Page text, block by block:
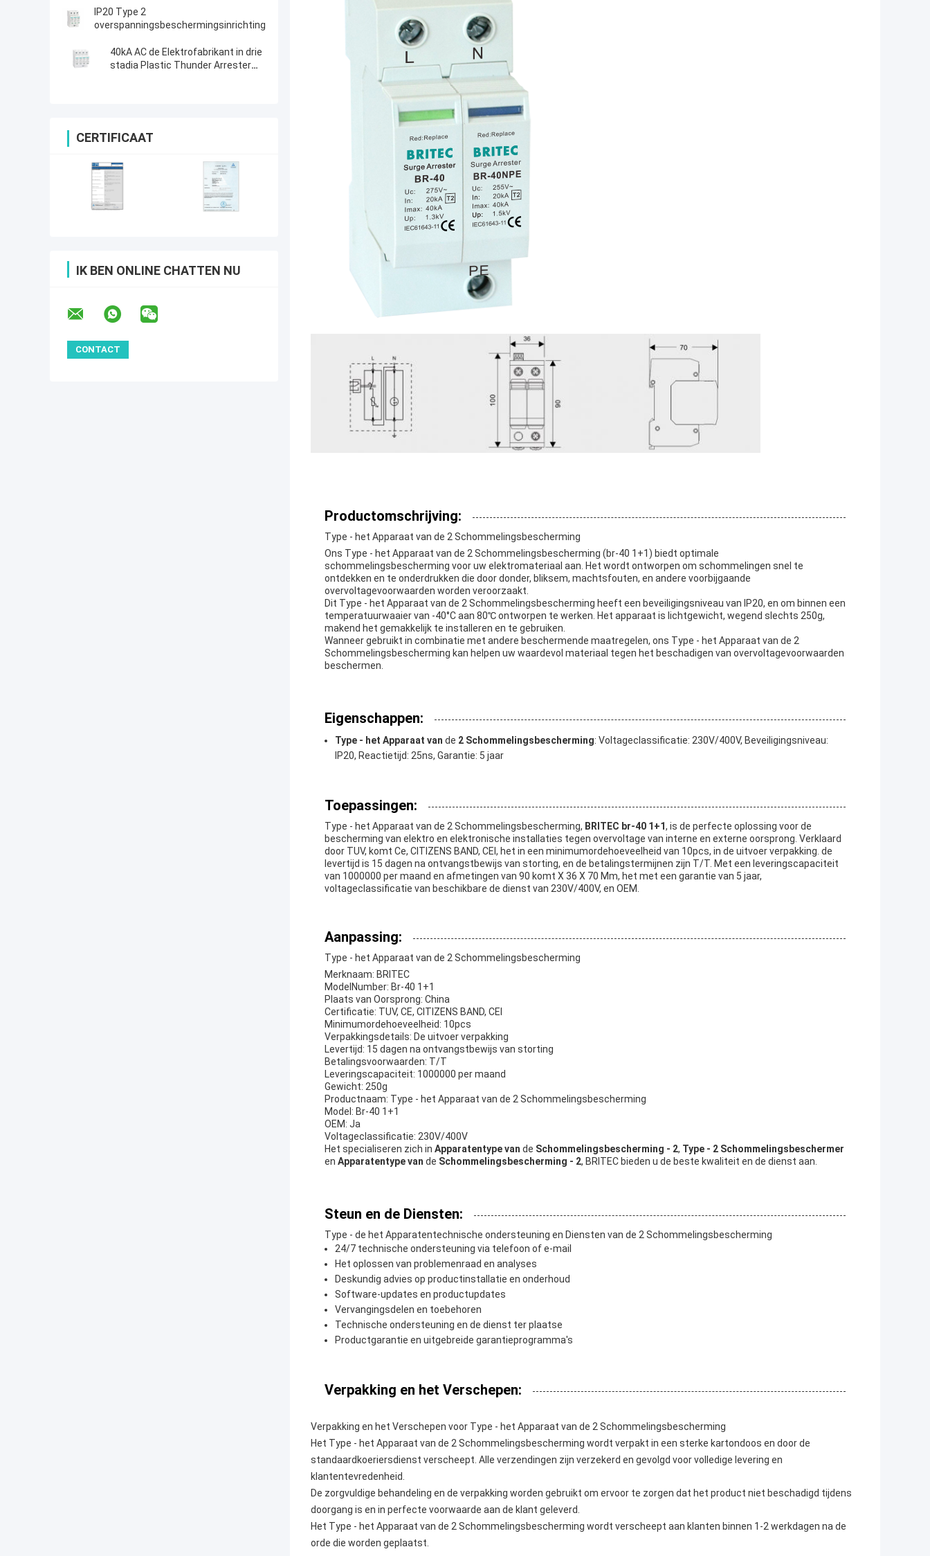
bliksembeveiliging
overspanningsbeveiliging
IP20 Type 2
overspanningsbeschermingsinrichting
40kA AC de Elektrofabrikant in drie
stadia Plastic Thunder Arrester
CERTIFICAAT
IK BEN ONLINE CHATTEN NU
Productomschrijving:
Type - het Apparaat van de 2 Schommelingsbescherming
Ons Type - het Apparaat van de 2 Schommelingsbescherming (br-40 1+1) biedt optimale
schommelingsbescherming voor uw elektromateriaal aan. Het wordt ontworpen om schommelingen snel te
ontdekken en te onderdrukken die door donder, bliksem, machtsfouten, en andere voorbijgaande
overvoltagevoorwaarden worden veroorzaakt.
Dit Type - het Apparaat van de 2 Schommelingsbescherming heeft een beveiligingsniveau van IP20, en om binnen een
temperatuurwaaier van -40°C aan 80℃ ontworpen te werken. Het apparaat is lichtgewicht, wegend slechts 250g,
makend het gemakkelijk te installeren en te gebruiken.
Wanneer gebruikt in combinatie met andere beschermende maatregelen, ons Type - het Apparaat van de 2
Schommelingsbescherming kan helpen uw waardevol materiaal tegen het beschadigen van overvoltagevoorwaarden
beschermen.
Eigenschappen:
Type - het Apparaat van de 2 Schommelingsbescherming: Voltageclassificatie: 230V/400V, Beveiligingsniveau:
IP20, Reactietijd: 25ns, Garantie: 5 jaar
Toepassingen:
Type - het Apparaat van de 2 Schommelingsbescherming, BRITEC br-40 1+1, is de perfecte oplossing voor de
bescherming van elektro en elektronische installaties tegen overvoltage van interne en externe oorsprong. Verklaard
door TUV, komt Ce, CITIZENS BAND, CEI, het in een minimumordehoeveelheid van 10pcs, in de uitvoer verpakking. de
levertijd is 15 dagen na ontvangstbewijs van storting, en de betalingstermijnen zijn T/T. Met een leveringscapaciteit
van 1000000 per maand en afmetingen van 90 komt X 36 X 70 Mm, het met een garantie van 5 jaar,
voltageclassificatie van beschikbare de dienst van 230V/400V, en OEM.
Aanpassing:
Type - het Apparaat van de 2 Schommelingsbescherming
Merknaam: BRITEC
ModelNumber: Br-40 1+1
Plaats van Oorsprong: China
Certificatie: TUV, CE, CITIZENS BAND, CEI
Minimumordehoeveelheid: 10pcs
Verpakkingsdetails: De uitvoer verpakking
Levertijd: 15 dagen na ontvangstbewijs van storting
Betalingsvoorwaarden: T/T
Leveringscapaciteit: 1000000 per maand
Gewicht: 250g
Productnaam: Type - het Apparaat van de 2 Schommelingsbescherming
Model: Br-40 1+1
OEM: Ja
Voltageclassificatie: 230V/400V
Het specialiseren zich in Apparatentype van de Schommelingsbescherming - 2, Type - 2 Schommelingsbeschermer
en Apparatentype van de Schommelingsbescherming - 2, BRITEC bieden u de beste kwaliteit en de dienst aan.
Steun en de Diensten:
Type - de het Apparatentechnische ondersteuning en Diensten van de 2 Schommelingsbescherming
24/7 technische ondersteuning via telefoon of e-mail
Het oplossen van problemenraad en analyses
Deskundig advies op productinstallatie en onderhoud
Software-updates en productupdates
Vervangingsdelen en toebehoren
Technische ondersteuning en de dienst ter plaatse
Productgarantie en uitgebreide garantieprogramma's
Verpakking en het Verschepen:
Verpakking en het Verschepen voor Type - het Apparaat van de 2 Schommelingsbescherming
Het Type - het Apparaat van de 2 Schommelingsbescherming wordt verpakt in een sterke kartondoos en door de
standaardkoeriersdienst verscheept. Alle verzendingen zijn verzekerd en gevolgd voor volledige levering en
klantentevredenheid.
De zorgvuldige behandeling en de verpakking worden gebruikt om ervoor te zorgen dat het product niet beschadigd tijdens
doorgang is en in perfecte voorwaarde aan de klant geleverd.
Het Type - het Apparaat van de 2 Schommelingsbescherming wordt verscheept aan klanten binnen 1-2 werkdagen na de
orde die worden geplaatst.